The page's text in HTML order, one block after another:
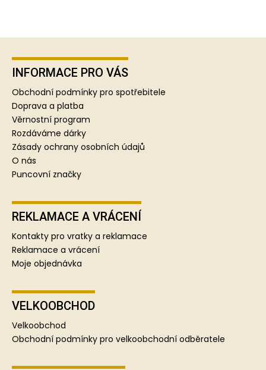
INFORMACE PRO VÁS
Obchodní podmínky pro spotřebitele
Doprava a platba
Věrnostní program
Rozdáváme dárky
Zásady ochrany osobních údajů
O nás
Puncovní značky
REKLAMACE A VRÁCENÍ
Kontakty pro vratky a reklamace
Reklamace a vrácení
Moje objednávka
VELKOOBCHOD
Velkoobchod
Obchodní podmínky pro velkoobchodní odběratele